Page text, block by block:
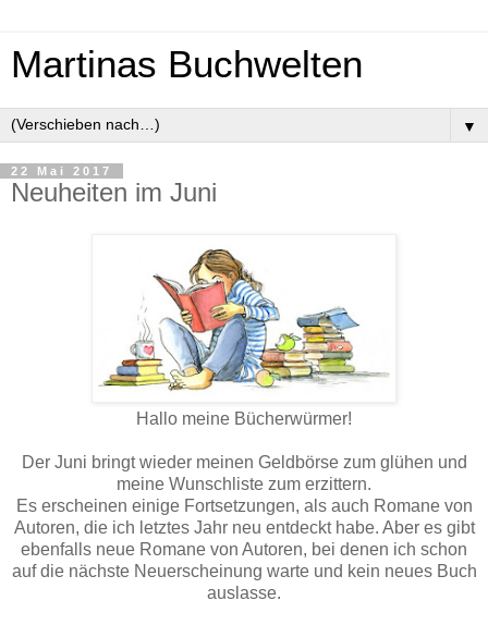
Martinas Buchwelten
▼
22 Mai 2017
Neuheiten im Juni
Hallo meine Bücherwürmer!
Der Juni bringt wieder meinen Geldbörse zum glühen und
meine Wunschliste zum erzittern.
Es erscheinen einige Fortsetzungen, als auch Romane von
Autoren, die ich letztes Jahr neu entdeckt habe. Aber es gibt
ebenfalls neue Romane von Autoren, bei denen ich schon
auf die nächste Neuerscheinung warte und kein neues Buch
auslasse.